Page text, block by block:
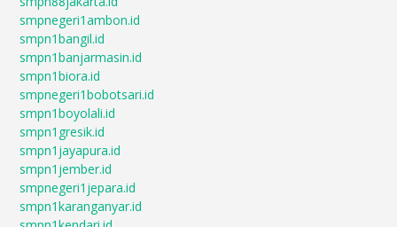
smpnegeri1ambon.id
smpn1bangil.id
smpn1banjarmasin.id
smpn1biora.id
smpnegeri1bobotsari.id
smpn1boyolali.id
smpn1gresik.id
smpn1jayapura.id
smpn1jember.id
smpnegeri1jepara.id
smpn1karanganyar.id